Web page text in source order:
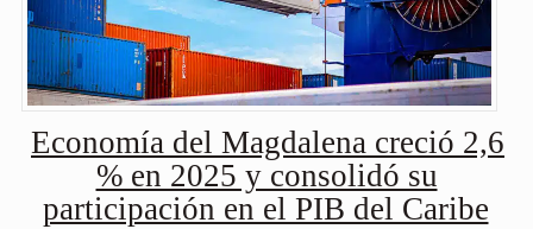
Economía del Magdalena creció 2,6
% en 2025 y consolidó su
participación en el PIB del Caribe